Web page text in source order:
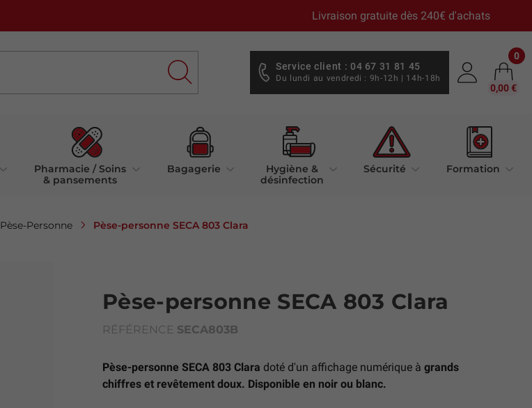
Livraison gratuite dès 240€ d'achats
Service client : 04 67 31 81 45
Du lundi au vendredi : 9h-12h | 14h-18h
0
0,00 €
Pharmacie / Soins
& pansements
Bagagerie
Hygiène &
désinfection
Sécurité Formation
Pèse-Personne Pèse-personne SECA 803 Clara
Pèse-personne SECA 803 Clara
RÉFÉRENCE SECA803B
Pèse-personne SECA 803 Clara doté d'un affichage numérique à grands
chiffres et revêtement doux. Disponible en noir ou blanc.